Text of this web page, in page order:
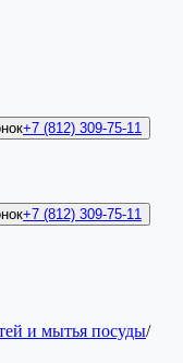
+7 (812) 309-75-11
+7 (812) 309-75-11
и мытья посуды/